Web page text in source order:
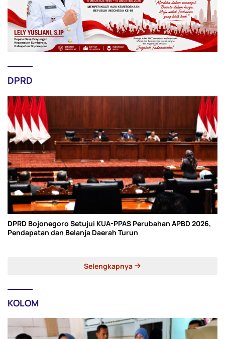
DPRD
DPRD Bojonegoro Setujui KUA-PPAS Perubahan APBD 2026,
Pendapatan dan Belanja Daerah Turun
Selengkapnya
KOLOM